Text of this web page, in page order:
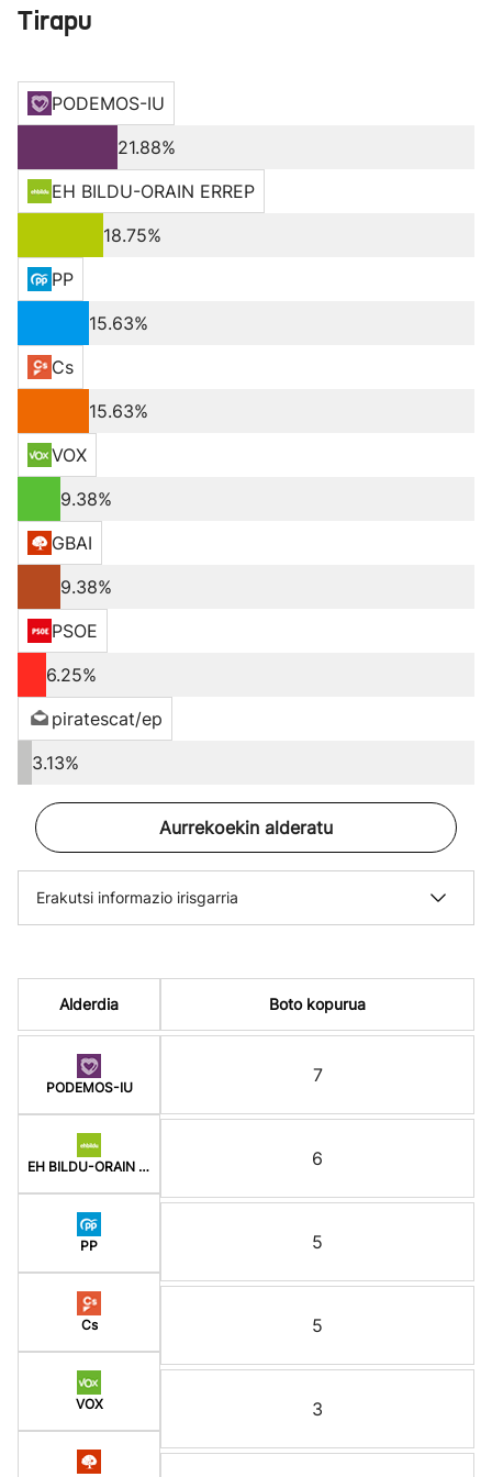
Tirapu
PODEMOS-IU
21.88%
EH BILDU-ORAIN ERREP
18.75%
PP
15.63%
Cs
15.63%
VOX
9.38%
GBAI
9.38%
PSOE
6.25%
piratescat/ep
3.13%
Aurrekoekin alderatu
Erakutsi informazio irisgarria
Alderdia
PODEMOS-IU
EH BILDU-ORAIN ERREP
PP
Cs
VOX
Boto kopurua
7
6
5
5
3